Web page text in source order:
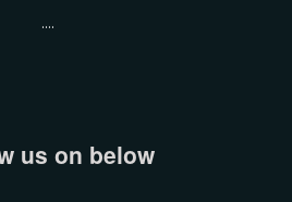
....
us on below